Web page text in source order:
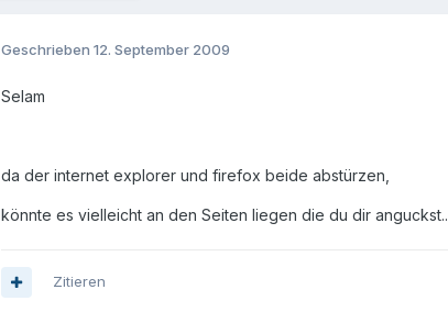
Geschrieben 12. September 2009
Selam
da der internet explorer und firefox beide abstürzen,
könnte es vielleicht an den Seiten liegen die du dir anguckst..
Zitieren